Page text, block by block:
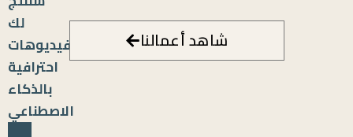
شاهد أعمالنا
لك
فيديوهات
احترافية
بالذكاء
الاصطناعي